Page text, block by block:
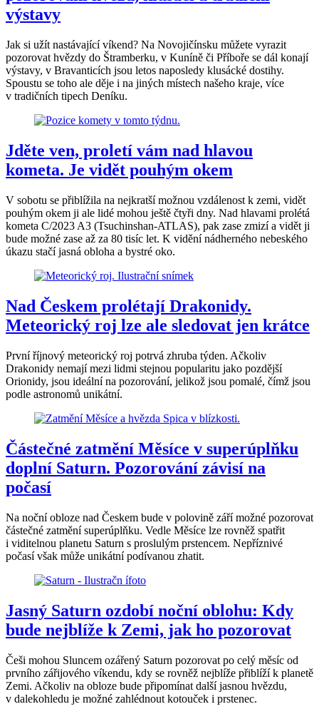
výstavy
Jak si užít nastávající víkend? Na Novojičínsku můžete vyrazit
pozorovat hvězdy do Štramberku, v Kuníně či Příboře se dál konají
výstavy, v Bravanticích jsou letos naposledy klusácké dostihy.
Spoustu se toho ale děje i na jiných místech našeho kraje, více
v tradičních tipech Deníku.
Jděte ven, proletí vám nad hlavou
kometa. Je vidět pouhým okem
V sobotu se přiblížila na nejkratší možnou vzdálenost k zemi, vidět
pouhým okem ji ale lidé mohou ještě čtyři dny. Nad hlavami prolétá
kometa C/2023 A3 (Tsuchinshan-ATLAS), pak zase zmizí a vidět ji
bude možné zase až za 80 tisíc let. K vidění nádherného nebeského
úkazu stačí jasná obloha a bystré oko.
Nad Českem prolétají Drakonidy.
Meteorický roj lze ale sledovat jen krátce
První říjnový meteorický roj potrvá zhruba týden. Ačkoliv
Drakonidy nemají mezi lidmi stejnou popularitu jako pozdější
Orionidy, jsou ideální na pozorování, jelikož jsou pomalé, čímž jsou
podle astronomů unikátní.
Částečné zatmění Měsíce v superúplňku
doplní Saturn. Pozorování závisí na
počasí
Na noční obloze nad Českem bude v polovině září možné pozorovat
částečné zatmění superúplňku. Vedle Měsíce lze rovněž spatřit
i viditelnou planetu Saturn s proslulým prstencem. Nepříznivé
počasí však může unikátní podívanou zhatit.
Jasný Saturn ozdobí noční oblohu: Kdy
bude nejblíže k Zemi, jak ho pozorovat
Češi mohou Sluncem ozářený Saturn pozorovat po celý měsíc od
prvního zářijového víkendu, kdy se rovněž nejblíže přiblíží k planetě
Zemi. Ačkoliv na obloze bude připomínat další jasnou hvězdu,
v dalekohledu je možné zahlédnout kotouček i prstenec.